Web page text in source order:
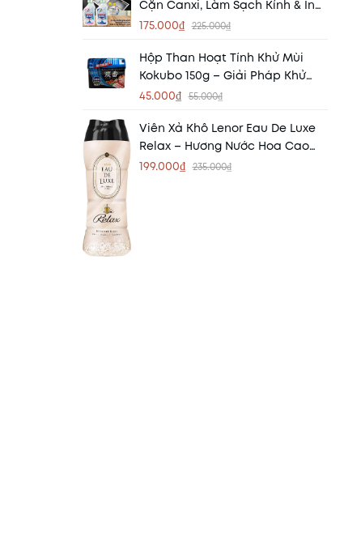
Cặn Canxi, Làm Sạch Kính & Inox
Hiệu Quả
175.000₫ 225.000₫
Hộp Than Hoạt Tính Khử Mùi
Kokubo 150g – Giải Pháp Khử
Mùi, Hút Ẩm Tự Nhiên Từ Nhật
45.000₫ 55.000₫
Viên Xả Khô Lenor Eau De Luxe
Relax – Hương Nước Hoa Cao
Cấp Cho Quần Áo
199.000₫ 235.000₫